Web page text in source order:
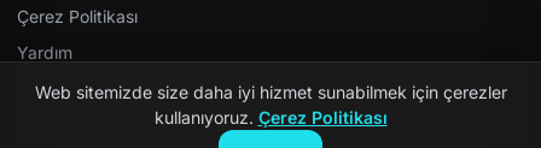
Çerez Politikası
Yardım
Web sitemizde size daha iyi hizmet sunabilmek için çerezler
kullanıyoruz. Çerez Politikası